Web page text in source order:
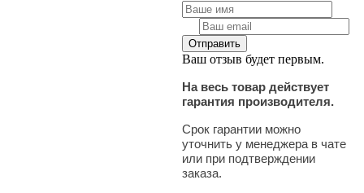
Ваш отзыв будет первым.
На весь товар действует
гарантия производителя.
Срок гарантии можно
уточнить у менеджера в чате
или при подтверждении
заказа.